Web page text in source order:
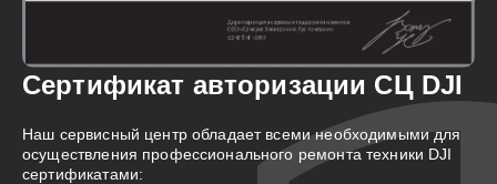
Сертификат авторизации СЦ DJI
Наш сервисный центр обладает всеми необходимыми для
осуществления профессионального ремонта техники DJI
сертификатами: